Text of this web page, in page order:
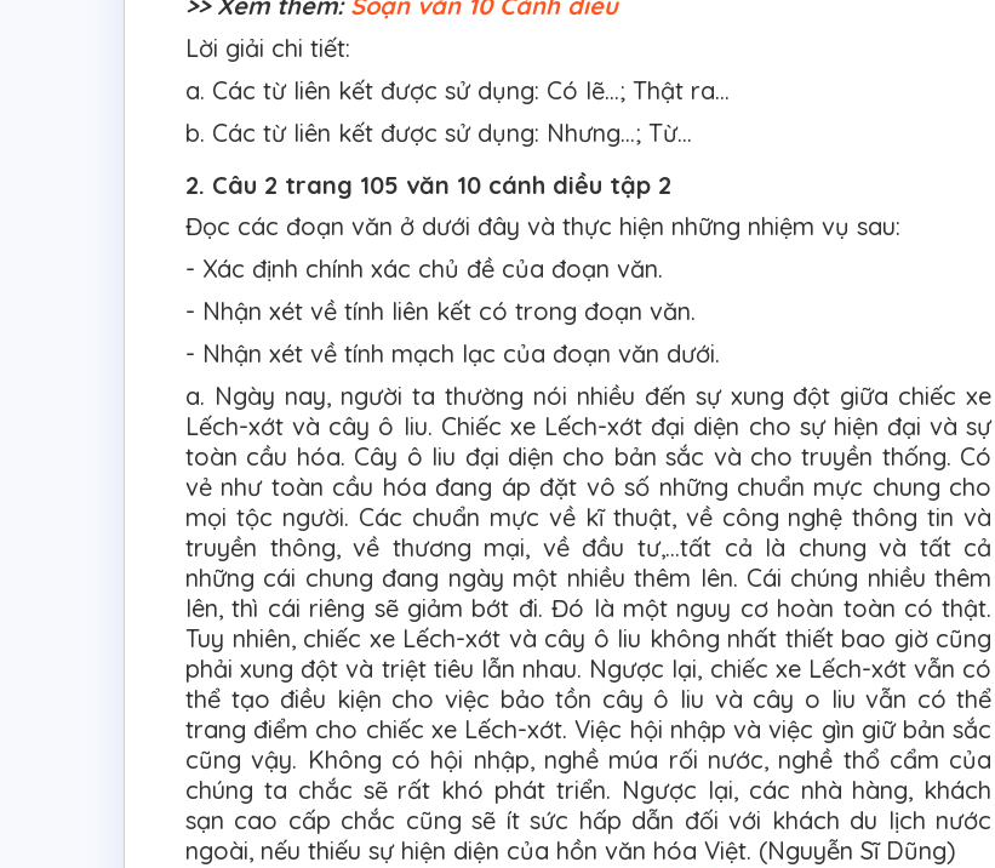
Lời giải chi tiết:
a. Các từ liên kết được sử dụng: Có lẽ…; Thật ra…
b. Các từ liên kết được sử dụng: Nhưng…; Từ…
2. Câu 2 trang 105 văn 10 cánh diều tập 2
Đọc các đoạn văn ở dưới đây và thực hiện những nhiệm vụ sau:
- Xác định chính xác chủ đề của đoạn văn.
- Nhận xét về tính liên kết có trong đoạn văn.
- Nhận xét về tính mạch lạc của đoạn văn dưới.
a. Ngày nay, người ta thường nói nhiều đến sự xung đột giữa chiếc xe
Lếch-xớt và cây ô liu. Chiếc xe Lếch-xớt đại diện cho sự hiện đại và sự
toàn cầu hóa. Cây ô liu đại diện cho bản sắc và cho truyền thống. Có
vẻ như toàn cầu hóa đang áp đặt vô số những chuẩn mực chung cho
mọi tộc người. Các chuẩn mực về kĩ thuật, về công nghệ thông tin và
truyền thông, về thương mại, về đầu tư,...tất cả là chung và tất cả
những cái chung đang ngày một nhiều thêm lên. Cái chúng nhiều thêm
lên, thì cái riêng sẽ giảm bớt đi. Đó là một nguy cơ hoàn toàn có thật.
Tuy nhiên, chiếc xe Lếch-xớt và cây ô liu không nhất thiết bao giờ cũng
phải xung đột và triệt tiêu lẫn nhau. Ngược lại, chiếc xe Lếch-xớt vẫn có
thể tạo điều kiện cho việc bảo tồn cây ô liu và cây o liu vẫn có thể
trang điểm cho chiếc xe Lếch-xớt. Việc hội nhập và việc gìn giữ bản sắc
cũng vậy. Không có hội nhập, nghề múa rối nước, nghề thổ cẩm của
chúng ta chắc sẽ rất khó phát triển. Ngược lại, các nhà hàng, khách
sạn cao cấp chắc cũng sẽ ít sức hấp dẫn đối với khách du lịch nước
ngoài, nếu thiếu sự hiện diện của hồn văn hóa Việt. (Nguyễn Sĩ Dũng)